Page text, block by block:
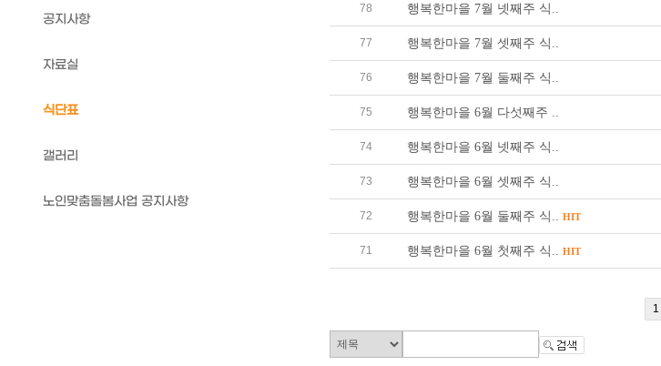
공지사항
자료실
식단표
갤러리
노인맞춤돌봄사업 공지사항
78 행복한마을 7월 넷째주 식..
77 행복한마을 7월 셋째주 식..
76 행복한마을 7월 둘째주 식..
75 행복한마을 6월 다섯째주 ..
74 행복한마을 6월 넷째주 식..
73 행복한마을 6월 셋째주 식..
72 행복한마을 6월 둘째주 식.. HIT
71 행복한마을 6월 첫째주 식.. HIT
1